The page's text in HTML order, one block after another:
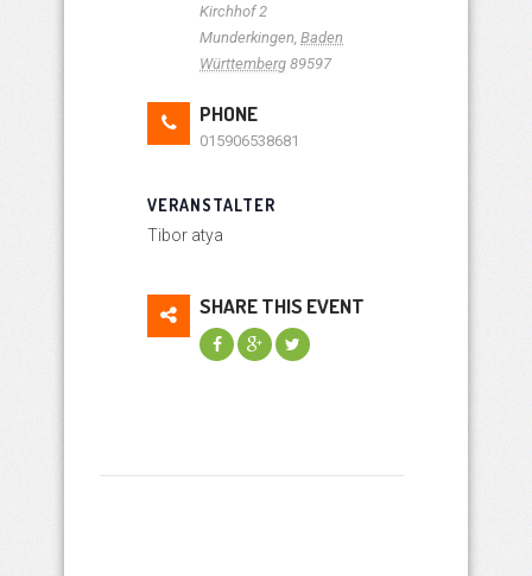
Kirchhof 2
Munderkingen Baden
Württemberg 89597
PHONE
015906538681
VERANSTALTER
Tibor atya
SHARE THIS EVENT